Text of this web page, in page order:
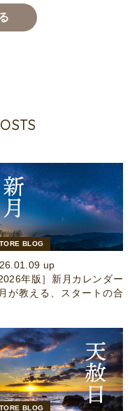
BLOG
up
2026年版］新月カレンダー
が教える、スタートの合
BLOG